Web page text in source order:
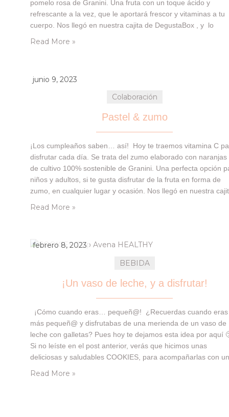
pomelo rosa de Granini. Una fruta con un toque ácido y
refrescante a la vez, que le aportará frescor y vitaminas a tu
cuerpo. Nos llegó en nuestra cajita de DegustaBox , y lo
Read More »
junio 9, 2023
Colaboración
Pastel & zumo
¡Los cumpleaños saben… así! Hoy te traemos vitamina C
disfrutar cada día. Se trata del zumo elaborado con naranjas
de cultivo 100% sostenible de Granini. Una perfecta opción
niños y adultos, si te gusta disfrutar de la fruta en forma de
zumo, en cualquier lugar y ocasión. Nos llegó en nuestra
Read More »
febrero 8, 2023
BEBIDA
¡Un vaso de leche, y a disfrutar!
¡Cómo cuando eras… pequeñ@! ¿Recuerdas cuando eras
más pequeñ@ y disfrutabas de una merienda de un vaso de
leche con galletas? Pues hoy te dejamos esta idea por aquí
Si no leíste en el post anterior, verás que hicimos unas
deliciosas y saludables COOKIES, para acompañarlas con
Leche CLESA Bienatur , una leche gallega de bienestar
Read More »